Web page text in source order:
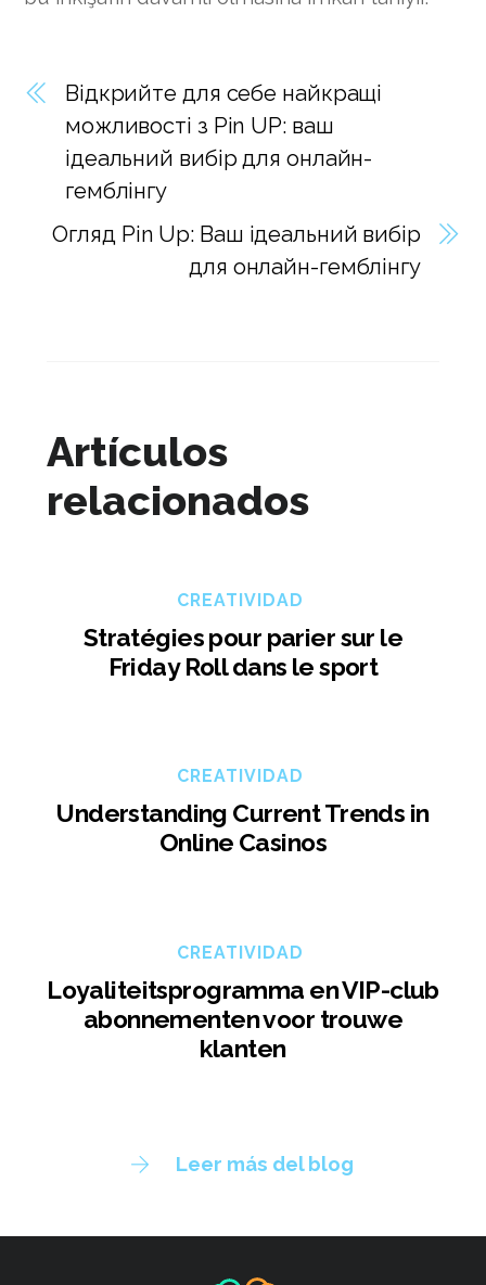
Відкрийте для себе найкращі
можливості з Pin UP: ваш
ідеальний вибір для онлайн-
гемблінгу
Огляд Pin Up: Ваш ідеальний вибір
для онлайн-гемблінгу
Artículos
relacionados
CREATIVIDAD
Stratégies pour parier sur le
Friday Roll dans le sport
CREATIVIDAD
Understanding Current Trends in
Online Casinos
CREATIVIDAD
Loyaliteitsprogramma en VIP-club
abonnementen voor trouwe
klanten
Leer más del blog